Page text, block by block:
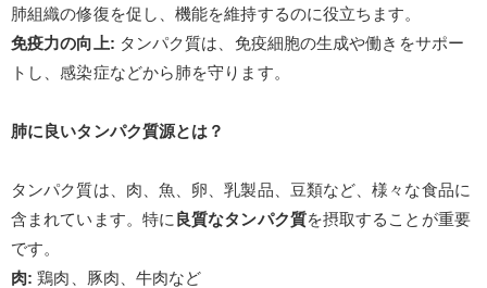
肺組織の修復を促し、機能を維持するのに役立ちます。
免疫力の向上: タンパク質は、免疫細胞の生成や働きをサポー
トし、感染症などから肺を守ります。
肺に良いタンパク質源とは？
タンパク質は、肉、魚、卵、乳製品、豆類など、様々な食品に
含まれています。特に 良質なタンパク質を摂取することが重要
です。
肉: 鶏肉、豚肉、牛肉など